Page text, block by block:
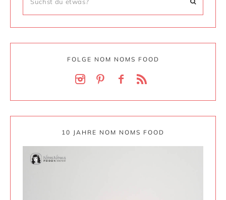
FOLGE NOM NOMS FOOD
10 JAHRE NOM NOMS FOOD